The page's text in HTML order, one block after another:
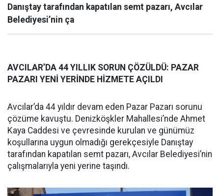
Danıştay tarafından kapatılan semt pazarı, Avcılar
Belediyesi’nin ça
AVCILAR’DA 44 YILLIK SORUN ÇÖZÜLDÜ: PAZAR
PAZARI YENİ YERİNDE HİZMETE AÇILDI
Avcılar’da 44 yıldır devam eden Pazar Pazarı sorunu
çözüme kavuştu. Denizköşkler Mahallesi’nde Ahmet
Kaya Caddesi ve çevresinde kurulan ve günümüz
koşullarına uygun olmadığı gerekçesiyle Danıştay
tarafından kapatılan semt pazarı, Avcılar Belediyesi’nin
çalışmalarıyla yeni yerine taşındı.